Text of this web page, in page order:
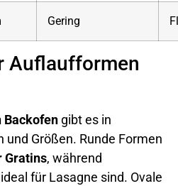
Gering
Auflaufformen
Backofen gibt es in
und Größen. Runde Formen
Gratins, während
für Lasagne sind. Ovale